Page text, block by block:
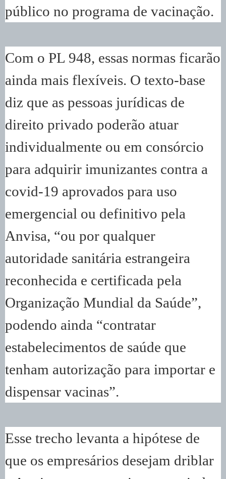
público no programa de vacinação.
Com o PL 948, essas normas ficarão
ainda mais flexíveis. O texto-base
diz que as pessoas jurídicas de
direito privado poderão atuar
individualmente ou em consórcio
para adquirir imunizantes contra a
covid-19 aprovados para uso
emergencial ou definitivo pela
Anvisa, “ou por qualquer
autoridade sanitária estrangeira
reconhecida e certificada pela
Organização Mundial da Saúde”,
podendo ainda “contratar
estabelecimentos de saúde que
tenham autorização para importar e
dispensar vacinas”.
Esse trecho levanta a hipótese de
que os empresários desejam driblar